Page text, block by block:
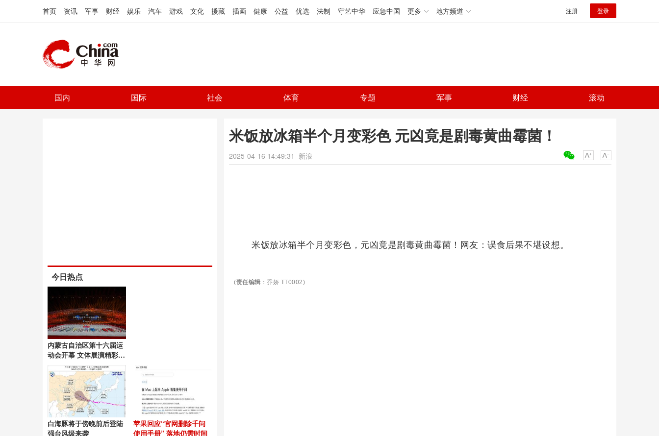
首页 资讯 军事 财经 娱乐 汽车 游戏 文化 援藏 插画 健康 公益 优选 法制 守艺中华 应急中国 更多 地方频道 注册 登录
国内 国际 社会 体育 专题 军事 财经 滚动
米饭放冰箱半个月变彩色 元凶竟是剧毒黄曲霉菌！
2025-04-16 14:49:31 新浪
米饭放冰箱半个月变彩色，元凶竟是剧毒黄曲霉菌！网友：误食后果不堪设想。
(责任编辑 ：乔娇 TT0002)
今日热点
内蒙古自治区第十六届运
动会开幕 文体展演精彩纷
呈
白海豚将于傍晚前后登陆
强台风级来袭
苹果回应“官网删除千问
使用手册” 落地仍需时间